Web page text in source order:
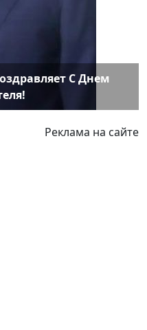
С Днем
Реклама на сайте